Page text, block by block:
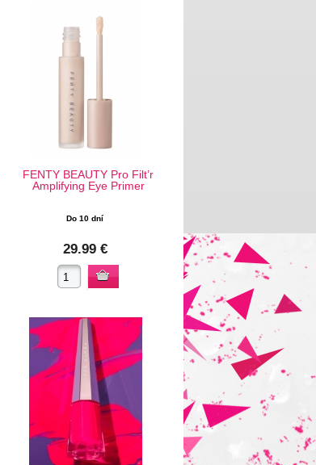
FENTY BEAUTY Pro Filt’r
Amplifying Eye Primer
Do 10 dní
29.99 €